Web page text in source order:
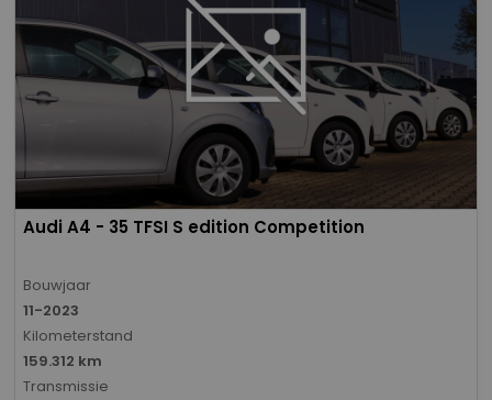
Audi A4 - 35 TFSI S edition Competition
Bouwjaar
11-2023
Kilometerstand
159.312 km
Transmissie